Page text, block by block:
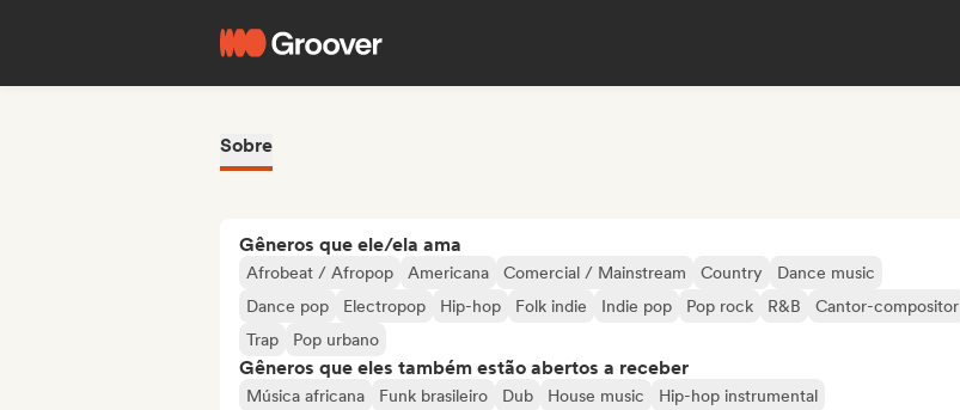
Sobre
Gêneros que ele/ela ama
Afrobeat / Afropop Americana Comercial / Mainstream Country
Dance music
Dance pop
Electropop Hip-hop Folk indie Indie pop Pop rock R&B
Cantor-compositor
Trap
Pop urbano
Gêneros que eles também estão abertos a receber
Música africana Funk brasileiro Dub House music
Hip-hop instrumental